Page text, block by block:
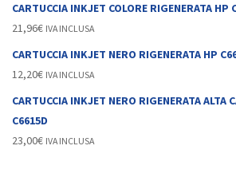
CARTUCCIA INKJET COLORE RIGENERATA HP
21,96€ IVA INCLUSA
CARTUCCIA INKJET NERO RIGENERATA HP
12,20€ IVA INCLUSA
CARTUCCIA INKJET NERO RIGENERATA ALTA
C6615D
23,00€ IVA INCLUSA